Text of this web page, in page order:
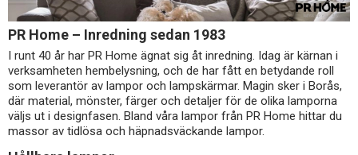
PR Home – Inredning sedan 1983
I runt 40 år har PR Home ägnat sig åt inredning. Idag är kärnan i
verksamheten hembelysning, och de har fått en betydande roll
som leverantör av lampor och lampskärmar. Magin sker i Borås,
där material, mönster, färger och detaljer för de olika lamporna
väljs ut i designfasen. Bland våra lampor från PR Home hittar du
massor av tidlösa och häpnadsväckande lampor.